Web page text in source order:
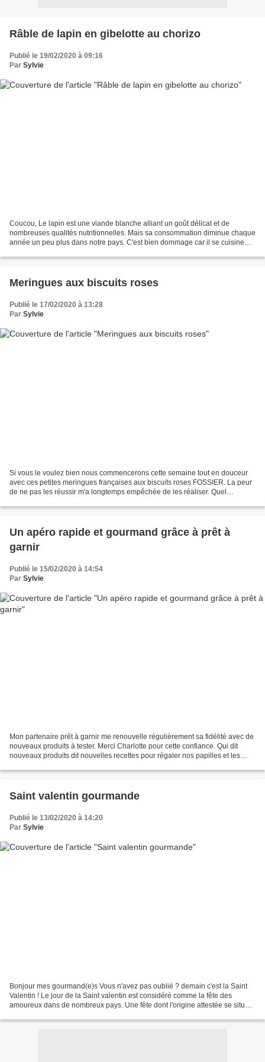
Râble de lapin en gibelotte au chorizo
Publié le 19/02/2020 à 09:16
Par Sylvie
Coucou, Le lapin est une viande blanche alliant un goût délicat et de
nombreuses qualités nutritionnelles. Mais sa consommation diminue chaque
année un peu plus dans notre pays. C'est bien dommage car il se cuisine
Meringues aux biscuits roses
Publié le 17/02/2020 à 13:28
Par Sylvie
Si vous le voulez bien nous commencerons cette semaine tout en douceur
avec ces petites meringues françaises aux biscuits roses FOSSIER. La peur
de ne pas les réussir m'a longtemps empêchée de les réaliser. Quel
Un apéro rapide et gourmand grâce à prêt à
garnir
Publié le 15/02/2020 à 14:54
Par Sylvie
Mon partenaire prêt à garnir me renouvelle régulièrement sa fidélité avec de
nouveaux produits à tester. Merci Charlotte pour cette confiance. Qui dit
nouveaux produits dit nouvelles recettes pour régaler nos papilles et les
Saint valentin gourmande
Publié le 13/02/2020 à 14:20
Par Sylvie
Bonjour mes gourmand(e)s Vous n'avez pas oublié ? demain c'est la Saint
Valentin ! Le jour de la Saint valentin est considéré comme la fête des
amoureux dans de nombreux pays. Une fête dont l'origine attestée se situe